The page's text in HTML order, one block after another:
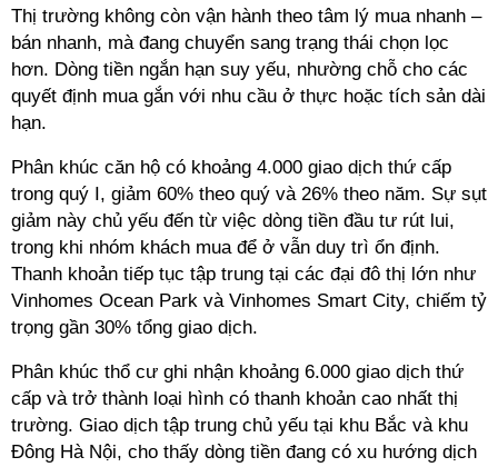
Thị trường không còn vận hành theo tâm lý mua nhanh –
bán nhanh, mà đang chuyển sang trạng thái chọn lọc
hơn. Dòng tiền ngắn hạn suy yếu, nhường chỗ cho các
quyết định mua gắn với nhu cầu ở thực hoặc tích sản dài
hạn.
Phân khúc căn hộ có khoảng 4.000 giao dịch thứ cấp
trong quý I, giảm 60% theo quý và 26% theo năm. Sự sụt
giảm này chủ yếu đến từ việc dòng tiền đầu tư rút lui,
trong khi nhóm khách mua để ở vẫn duy trì ổn định.
Thanh khoản tiếp tục tập trung tại các đại đô thị lớn như
Vinhomes Ocean Park và Vinhomes Smart City, chiếm tỷ
trọng gần 30% tổng giao dịch.
Phân khúc thổ cư ghi nhận khoảng 6.000 giao dịch thứ
cấp và trở thành loại hình có thanh khoản cao nhất thị
trường. Giao dịch tập trung chủ yếu tại khu Bắc và khu
Đông Hà Nội, cho thấy dòng tiền đang có xu hướng dịch